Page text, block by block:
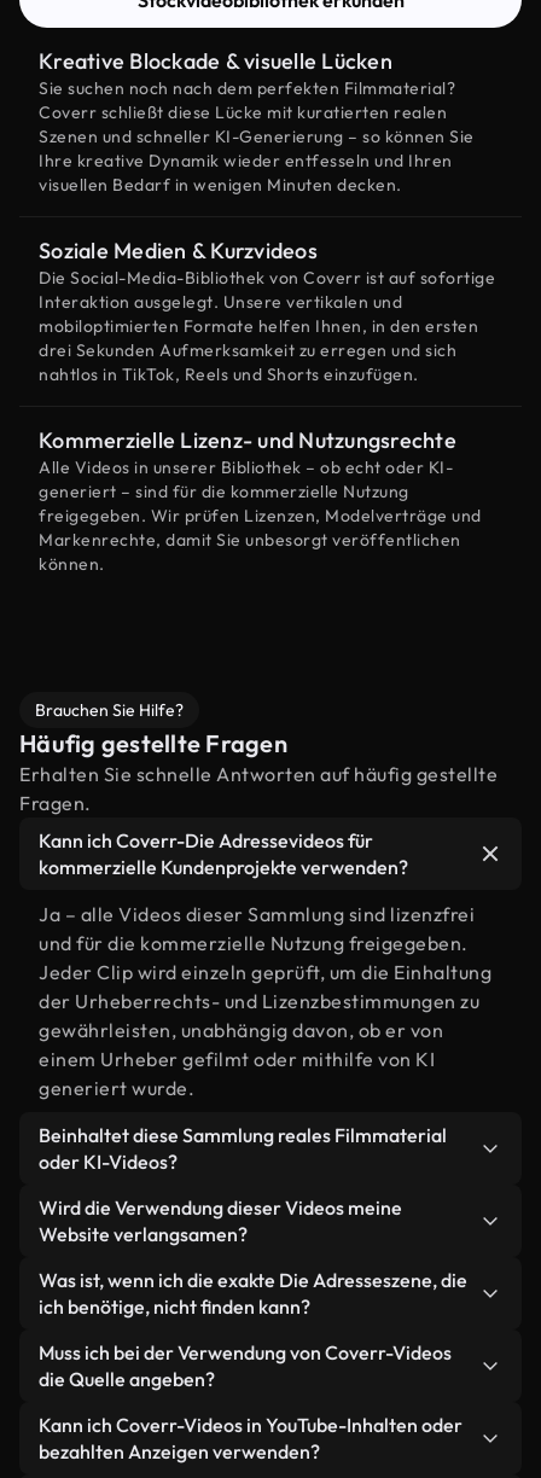
Kreative Blockade & visuelle Lücken
Sie suchen noch nach dem perfekten Filmmaterial?
Coverr schließt diese Lücke mit kuratierten realen
Szenen und schneller KI-Generierung – so können Sie
Ihre kreative Dynamik wieder entfesseln und Ihren
visuellen Bedarf in wenigen Minuten decken.
Soziale Medien & Kurzvideos
Die Social-Media-Bibliothek von Coverr ist auf sofortige
Interaktion ausgelegt. Unsere vertikalen und
mobiloptimierten Formate helfen Ihnen, in den ersten
drei Sekunden Aufmerksamkeit zu erregen und sich
nahtlos in TikTok, Reels und Shorts einzufügen.
Kommerzielle Lizenz- und Nutzungsrechte
Alle Videos in unserer Bibliothek – ob echt oder KI-
generiert – sind für die kommerzielle Nutzung
freigegeben. Wir prüfen Lizenzen, Modelverträge und
Markenrechte, damit Sie unbesorgt veröffentlichen
können.
Brauchen Sie Hilfe?
Häufig gestellte Fragen
Erhalten Sie schnelle Antworten auf häufig gestellte
Fragen.
Kann ich Coverr-Die Adressevideos für
kommerzielle Kundenprojekte verwenden?
Ja – alle Videos dieser Sammlung sind lizenzfrei
und für die kommerzielle Nutzung freigegeben.
Jeder Clip wird einzeln geprüft, um die Einhaltung
der Urheberrechts- und Lizenzbestimmungen zu
gewährleisten, unabhängig davon, ob er von
einem Urheber gefilmt oder mithilfe von KI
generiert wurde.
Beinhaltet diese Sammlung reales Filmmaterial
oder KI-Videos?
Beides. Es handelt sich um eine Hybridbibliothek
aus realen, von Menschen aufgenommenen
generierten Videos. Jedes Video ist eindeutig
beschriftet, sodass Sie immer wissen, was Sie
verwenden.
Wird die Verwendung dieser Videos meine
Website verlangsamen?
Nicht, wenn Sie unsere optimierten Versionen
wählen. Wir bieten schlanke, webfähige Formate,
wurden – so bleibt die Qualität hoch, während
gleichzeitig die Ladezeiten minimiert und
Kennzahlen wie LCP verbessert werden.
Was ist, wenn ich die exakte Die Adresseszene, die
ich benötige, nicht finden kann?
Mit Coverr AI Studio erstellen Sie im
Handumdrehen ein solches Video. Beschreiben Sie
Sonnenuntergang" – und das Studio generiert
innerhalb von Sekunden ein individuelles Video für
Muss ich bei der Verwendung von Coverr-Videos
die Quelle angeben?
Eine Namensnennung ist nicht erforderlich. Alle
Videos in unserer Stockbibliothek sind lizenzfrei
Kann ich Coverr-Videos in YouTube-Inhalten oder
bezahlten Anzeigen verwenden?